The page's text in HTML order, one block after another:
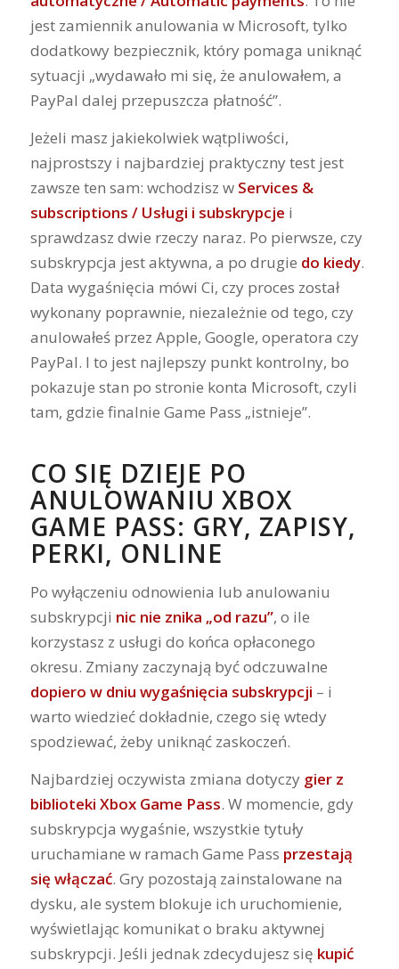
jest zamiennik anulowania w Microsoft, tylko
dodatkowy bezpiecznik, który pomaga uniknąć
sytuacji „wydawało mi się, że anulowałem, a
PayPal dalej przepuszcza płatność”.
Jeżeli masz jakiekolwiek wątpliwości,
najprostszy i najbardziej praktyczny test jest
zawsze ten sam: wchodzisz w Services &
subscriptions / Usługi i subskrypcje i
sprawdzasz dwie rzeczy naraz. Po pierwsze, czy
subskrypcja jest aktywna, a po drugie do kiedy.
Data wygaśnięcia mówi Ci, czy proces został
wykonany poprawnie, niezależnie od tego, czy
anulowałeś przez Apple, Google, operatora czy
PayPal. I to jest najlepszy punkt kontrolny, bo
pokazuje stan po stronie konta Microsoft, czyli
tam, gdzie finalnie Game Pass „istnieje”.
CO SIĘ DZIEJE PO
ANULOWANIU XBOX
GAME PASS: GRY, ZAPISY,
PERKI, ONLINE
Po wyłączeniu odnowienia lub anulowaniu
subskrypcji nic nie znika „od razu”, o ile
korzystasz z usługi do końca opłaconego
okresu. Zmiany zaczynają być odczuwalne
dopiero w dniu wygaśnięcia subskrypcji – i
warto wiedzieć dokładnie, czego się wtedy
spodziewać, żeby uniknąć zaskoczeń.
Najbardziej oczywista zmiana dotyczy gier z
biblioteki Xbox Game Pass. W momencie, gdy
subskrypcja wygaśnie, wszystkie tytuły
uruchamiane w ramach Game Pass przestają
się włączać. Gry pozostają zainstalowane na
dysku, ale system blokuje ich uruchomienie,
wyświetlając komunikat o braku aktywnej
subskrypcji. Jeśli jednak zdecydujesz się kupić